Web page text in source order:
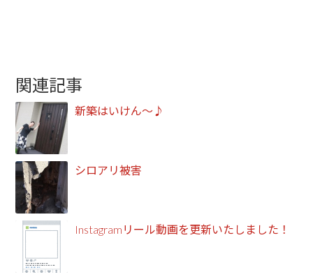
関連記事
新築はいけん～♪
シロアリ被害
Instagramリール動画を更新いたしました！